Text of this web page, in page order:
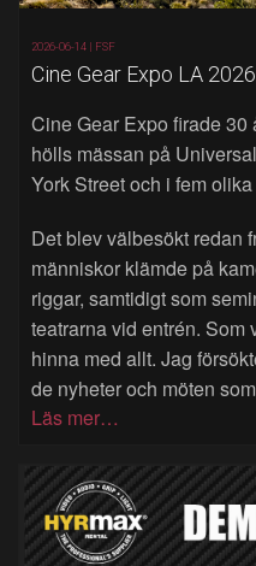
2026-06-14 | FSF
Cine Gear Expo LA 2026
Cine Gear Expo firade 30
hölls mässan på
York Street och i fem
Det blev välbesökt redan
människor klämde på
riggar, samtidigt som
teatrarna vid entrén. Som
hinna med allt. Jag
de nyheter och möten
Läs mer…